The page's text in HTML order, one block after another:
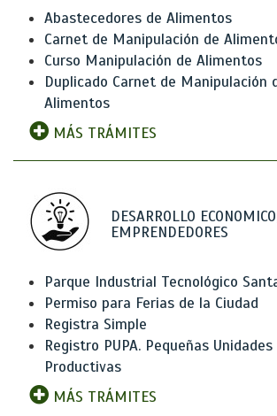
Abastecedores de Alimentos
Carnet de Manipulación de
Curso Manipulación de Alimentos
Duplicado Carnet de Manipulación
Alimentos
MÁS TRÁMITES
DESARROLLO
EMPRENDEDORES
Parque Industrial Tecnológico
Permiso para Ferias de la Ciudad
Registra Simple
Registro PUPA. Pequeñas Unidades
Productivas
MÁS TRÁMITES